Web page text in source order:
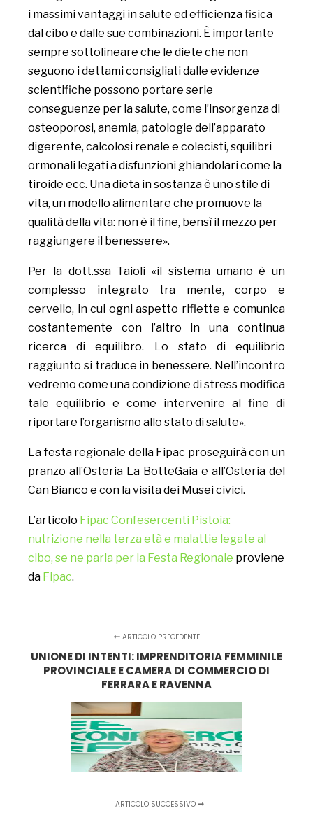
i massimi vantaggi in salute ed efficienza fisica
dal cibo e dalle sue combinazioni. È importante
sempre sottolineare che le diete che non
seguono i dettami consigliati dalle evidenze
scientifiche possono portare serie
conseguenze per la salute, come l’insorgenza di
osteoporosi, anemia, patologie dell’apparato
digerente, calcolosi renale e colecisti, squilibri
ormonali legati a disfunzioni ghiandolari come la
tiroide ecc. Una dieta in sostanza è uno stile di
vita, un modello alimentare che promuove la
qualità della vita: non è il fine, bensì il mezzo per
raggiungere il benessere».
Per la dott.ssa Taioli «il sistema umano è un
complesso integrato tra mente, corpo e
cervello, in cui ogni aspetto riflette e comunica
costantemente con l’altro in una continua
ricerca di equilibro. Lo stato di equilibrio
raggiunto si traduce in benessere. Nell’incontro
vedremo come una condizione di stress modifica
tale equilibrio e come intervenire al fine di
riportare l’organismo allo stato di salute».
La festa regionale della Fipac proseguirà con un
pranzo all’Osteria La BotteGaia e all’Osteria del
Can Bianco e con la visita dei Musei civici.
L’articolo Fipac Confesercenti Pistoia:
nutrizione nella terza età e malattie legate al
cibo, se ne parla per la Festa Regionale proviene
da Fipac.
ARTICOLO PRECEDENTE
UNIONE DI INTENTI: IMPRENDITORIA FEMMINILE
PROVINCIALE E CAMERA DI COMMERCIO DI
FERRARA E RAVENNA
ARTICOLO SUCCESSIVO